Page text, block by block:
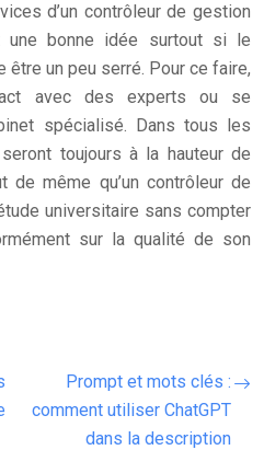
d’un contrôleur de gestion
une bonne idée surtout si le
un peu serré. Pour ce faire,
avec des experts ou se
spécialisé. Dans tous les
toujours à la hauteur de
de même qu’un contrôleur de
universitaire sans compter
sur la qualité de son
Prompt et mots clés :
comment utiliser ChatGPT
dans la description